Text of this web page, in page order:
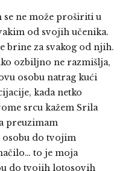
ne može proširiti u
od svojih učenika.
brine za svakog od njih.
ozbiljno ne razmišlja,
osobu natrag kući
kada netko
srcu kažem Srila
preuzimam
osobu do tvojim
to je moja
do tvojih lotosovih